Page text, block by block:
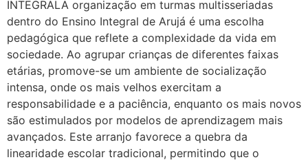
INTEGRALA organização em turmas multisseriadas
dentro do Ensino Integral de Arujá é uma escolha
pedagógica que reflete a complexidade da vida em
sociedade. Ao agrupar crianças de diferentes faixas
etárias, promove-se um ambiente de socialização
intensa, onde os mais velhos exercitam a
responsabilidade e a paciência, enquanto os mais novos
são estimulados por modelos de aprendizagem mais
avançados. Este arranjo favorece a quebra da
linearidade escolar tradicional, permitindo que o